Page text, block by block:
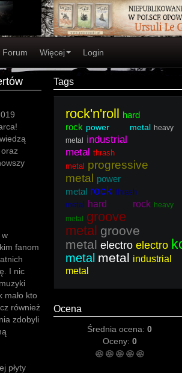
Forum Więcej Login
w
fanom
I nic
mało kto
również
zdobyli
płyty
Tags
rock'n'roll hard
rock power metal heavy
metal
industrial
metal thrash
metal progressive
metal
power
metal rock thrash
metal
hard rock heavy
metal
groove
metal groove
metal electro electro
metal metal industrial
metal
Ocena
Średnia ocena: 0
Oceny: 0